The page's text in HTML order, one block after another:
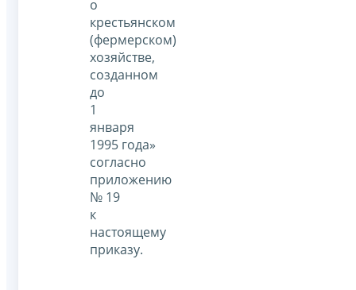
о
крестьянском
(фермерском)
хозяйстве,
созданном
до
1
января
1995 года»
согласно
приложению
№ 19
к
настоящему
приказу.